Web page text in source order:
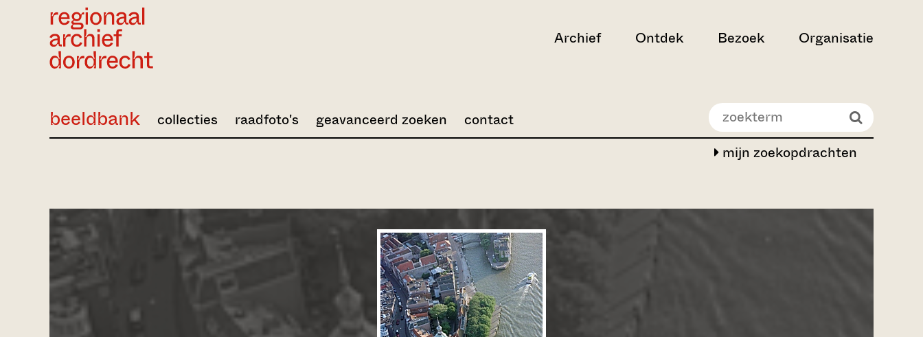
Archief Ontdek Bezoek Organisatie
mijn zoekopdrachten
beeldbank collecties raadfoto's geavanceerd zoeken contact